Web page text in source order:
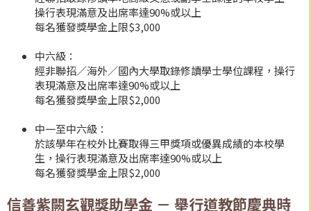
操行表現滿意及出席率達90%或以上
每名獲發獎學金上限$3,000
中六級：
經非聯招／海外／國內大學取錄修讀學士學位課程，操行
表現滿意及出席率達90%或以上
每名獲發獎學金上限$2,000
中一至中六級：
於該學年在校外比賽取得三甲獎項或優異成績的本校學
生，操行表現滿意及出席率達90%或以上
每名獲發獎學金上限$2,000
信善紫闕玄觀獎助學金 － 舉行道教節慶典時